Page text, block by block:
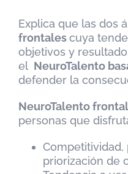
Explica que las dos
frontalescuya
objetivos y
el NeuroTalento
defender la
NeuroTalento
personas que
priorización de